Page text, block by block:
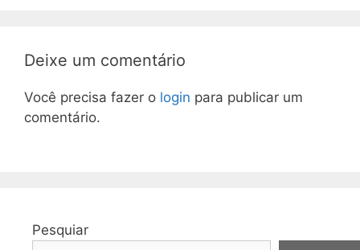
Deixe um comentário
Você precisa fazer o login para publicar um
comentário.
Pesquiar